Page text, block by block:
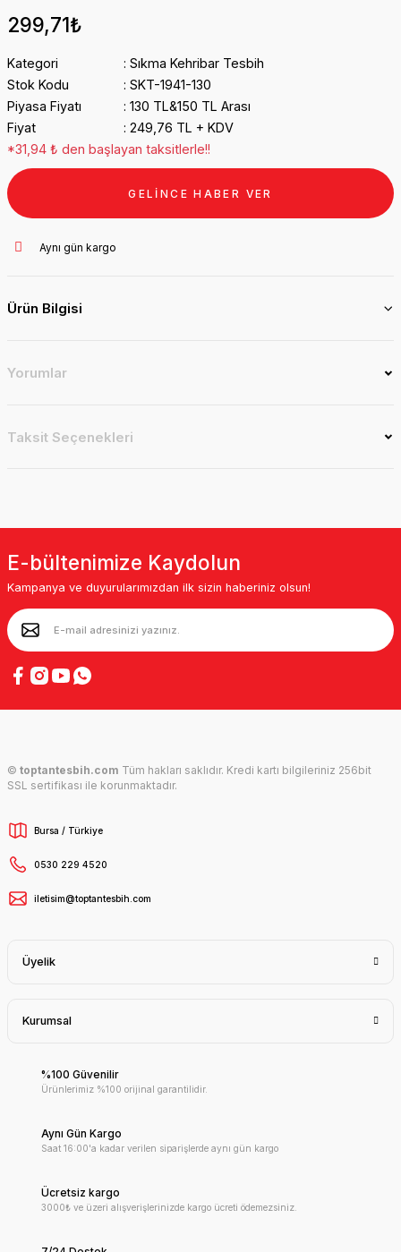
299,71₺
Kategori
Sıkma Kehribar Tesbih
Stok Kodu
SKT-1941-130
Piyasa Fiyatı
130 TL&150 TL Arası
Fiyat
249,76 TL + KDV
*31,94 ₺ den başlayan taksitlerle!!
GELİNCE HABER VER
Aynı gün kargo
Ürün Bilgisi
Yorumlar
Taksit Seçenekleri
E-bültenimize Kaydolun
Kampanya ve duyurularımızdan ilk sizin haberiniz olsun!
© toptantesbih.com Tüm hakları saklıdır. Kredi kartı bilgileriniz 256bit
SSL sertifikası ile korunmaktadır.
Bursa / Türkiye
0530 229 4520
iletisim@toptantesbih.com
Üyelik
Kurumsal
%100 Güvenilir
Ürünlerimiz %100 orijinal garantilidir.
Aynı Gün Kargo
Saat 16:00'a kadar verilen siparişlerde aynı gün kargo
Ücretsiz kargo
3000₺ ve üzeri alışverişlerinizde kargo ücreti ödemezsiniz.